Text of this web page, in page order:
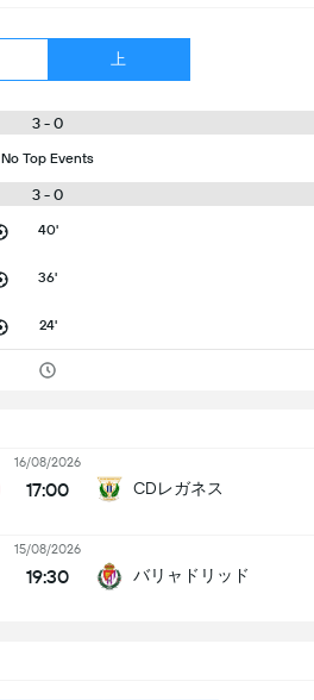
上
3 - 0
No Top Events
3 - 0
40'
36'
24'
16/08/2026
17:00 CDレガネス
15/08/2026
19:30 バリャドリッド